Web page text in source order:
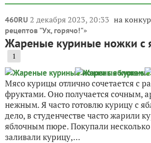
460RU 2 декабря 2023, 20:33 на
рецептов "Ух, горячо!"»
Жареные куриные ножки с
1
Мясо курицы отлично сочетается с
фруктами. Оно получается сочным,
нежным. Я часто готовлю курицу с
дело, в студенчестве часто жарили
яблочным пюре. Покупали
заливали курицу,...